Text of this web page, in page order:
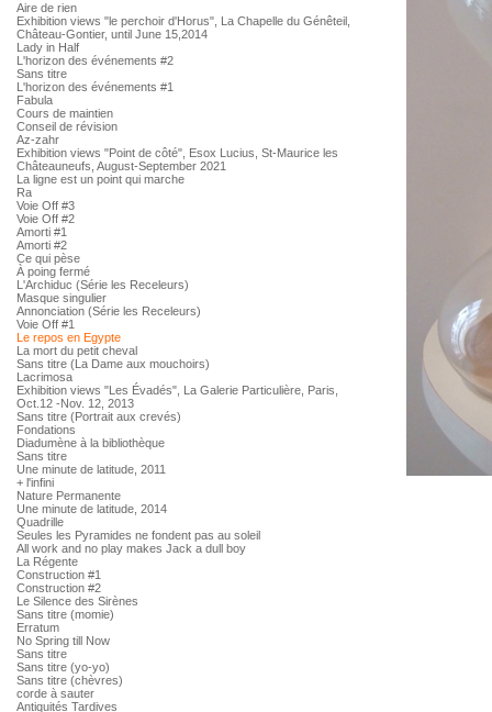
Aire de rien
Exhibition views "le perchoir d'Horus", La Chapelle du Génêteil,
Château-Gontier, until June 15,2014
Lady in Half
L'horizon des événements #2
Sans titre
L'horizon des événements #1
Fabula
Cours de maintien
Conseil de révision
Az-zahr
Exhibition views "Point de côté", Esox Lucius, St-Maurice les
Châteauneufs, August-September 2021
La ligne est un point qui marche
Ra
Voie Off #3
Voie Off #2
Amorti #1
Amorti #2
Ce qui pèse
À poing fermé
L'Archiduc (Série les Receleurs)
Masque singulier
Annonciation (Série les Receleurs)
Voie Off #1
Le repos en Egypte
La mort du petit cheval
Sans titre (La Dame aux mouchoirs)
Lacrimosa
Exhibition views "Les Évadés", La Galerie Particulière, Paris,
Oct.12 -Nov. 12, 2013
Sans titre (Portrait aux crevés)
Fondations
Diadumène à la bibliothèque
Sans titre
Une minute de latitude, 2011
+ l'infini
Nature Permanente
Une minute de latitude, 2014
Quadrille
Seules les Pyramides ne fondent pas au soleil
All work and no play makes Jack a dull boy
La Régente
Construction #1
Construction #2
Le Silence des Sirènes
Sans titre (momie)
Erratum
No Spring till Now
Sans titre
Sans titre (yo-yo)
Sans titre (chèvres)
corde à sauter
Antiquités Tardives